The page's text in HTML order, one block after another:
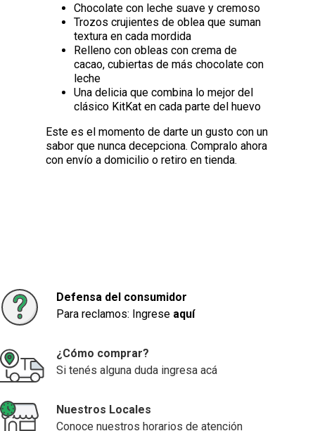
Chocolate con leche suave y cremoso
Trozos crujientes de oblea que suman
textura en cada mordida
Relleno con obleas con crema de
cacao, cubiertas de más chocolate con
leche
Una delicia que combina lo mejor del
clásico KitKat en cada parte del huevo
Este es el momento de darte un gusto con un
sabor que nunca decepciona. Compralo ahora
con envío a domicilio o retiro en tienda.
Defensa del consumidor
Para reclamos: Ingrese aquí
¿Cómo comprar?
Si tenés alguna duda ingresa acá
Nuestros Locales
Conoce nuestros horarios de atención